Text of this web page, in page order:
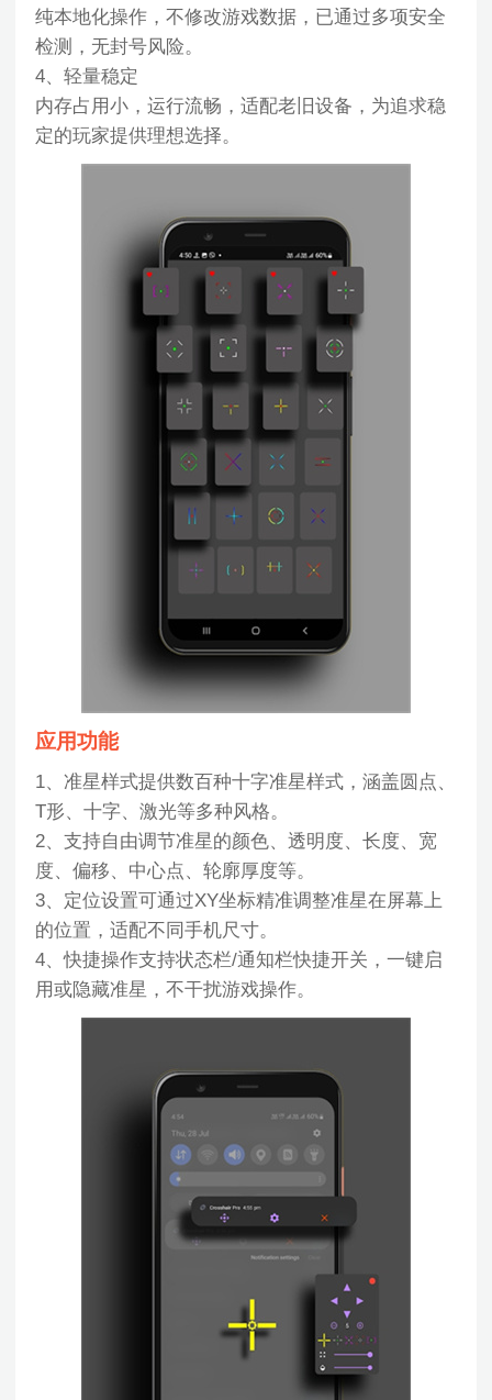
纯本地化操作，不修改游戏数据，已通过多项安全
检测，无封号风险。
4、轻量稳定
内存占用小，运行流畅，适配老旧设备，为追求稳
定的玩家提供理想选择。
应用功能
1、准星样式提供数百种十字准星样式，涵盖圆点、
T形、十字、激光等多种风格。
2、支持自由调节准星的颜色、透明度、长度、宽
度、偏移、中心点、轮廓厚度等。
3、定位设置可通过XY坐标精准调整准星在屏幕上
的位置，适配不同手机尺寸。
4、快捷操作支持状态栏/通知栏快捷开关，一键启
用或隐藏准星，不干扰游戏操作。